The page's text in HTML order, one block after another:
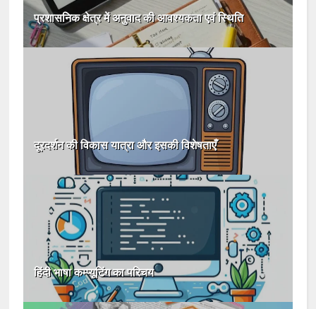
प्रशासनिक क्षेत्र में अनुवाद की आवश्यकता एवं स्थिति
दूरदर्शन की विकास यात्रा और इसकी विशेषताएँ
हिंदी भाषा कम्प्यूटिंग का परिचय